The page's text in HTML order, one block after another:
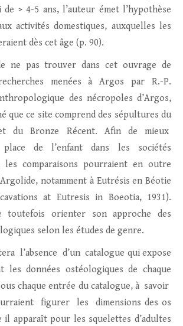
> 4-5 ans, l’auteur émet l’hypothèse
activités domestiques, auxquelles les
dès cet âge (p. 90).
ne pas trouver dans cet ouvrage de
menées à Argos par R.-P.
des nécropoles d’Argos,
que ce site comprend des sépultures du
du Bronze Récent. Afin de mieux
de l’enfant dans les sociétés
les comparaisons pourraient en outre
notamment à Eutrésis en Béotie
at Eutresis in Boeotia, 1931).
toutefois orienter son approche des
selon les études de genre.
l’absence d’un catalogue qui expose
les données ostéologiques de chaque
chaque entrée du catalogue, à savoir
figurer les dimensions des os
il apparaît pour les squelettes d’adultes